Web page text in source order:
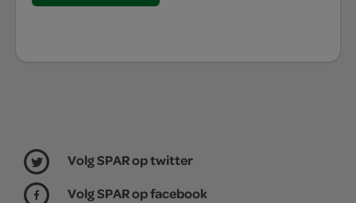
Volg SPAR op twitter
Volg SPAR op facebook